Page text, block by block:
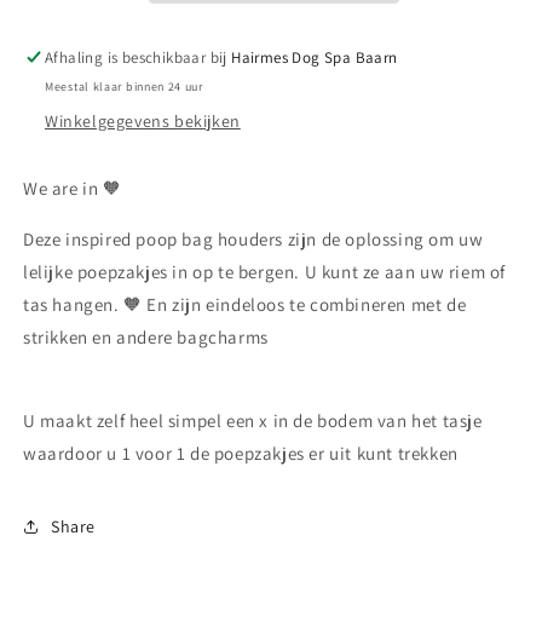
Afhaling is beschikbaar bij Hairmes Dog Spa Baarn
Meestal klaar binnen 24 uur
Winkelgegevens bekijken
We are in 🧡
Deze inspired poop bag houders zijn de oplossing om uw
lelijke poepzakjes in op te bergen. U kunt ze aan uw riem of
tas hangen. 🧡 En zijn eindeloos te combineren met de
strikken en andere bagcharms
U maakt zelf heel simpel een x in de bodem van het tasje
waardoor u 1 voor 1 de poepzakjes er uit kunt trekken
Share